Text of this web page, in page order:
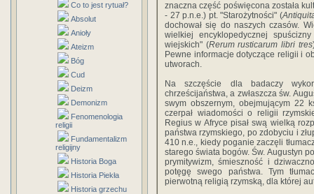
Co to jest rytuał?
Absolut
Anioły
Ateizm
Bóg
Cud
Deizm
Demonizm
Fenomenologia
religii
Fundamentalizm
religijny
Historia Boga
Historia Piekła
Historia grzechu
znaczna część poświęcona została
- 27 p.n.e.) pt. "Starożytności" (
dochował się do naszych czasów.
wielkiej encyklopedycznej
wiejskich" (Rerum rusticarum libri tres
Pewne informacje dotyczące religii i
utworach.
Na szczęście dla badaczy
chrześcijaństwa, a zwłaszcza św.
swym obszernym, obejmującym 22
czerpał wiadomości o religii
Regius w Afryce pisał swą wielką
państwa rzymskiego, po zdobyciu i
410 n.e., kiedy poganie zaczęli
starego świata bogów. Św. Augustyn
prymitywizm, śmieszność i
potęgę swego państwa. Tym
pierwotną religią rzymską, dla której